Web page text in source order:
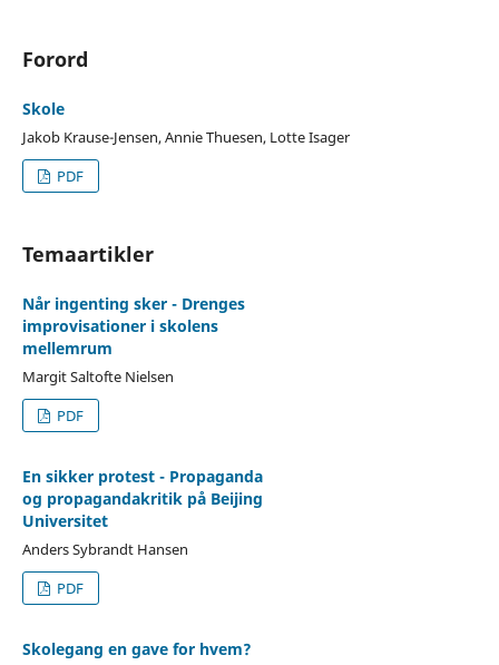
Forord
Skole
Jakob Krause-Jensen, Annie Thuesen, Lotte Isager
PDF
Temaartikler
Når ingenting sker - Drenges
improvisationer i skolens
mellemrum
Margit Saltofte Nielsen
PDF
En sikker protest - Propaganda
og propagandakritik på Beijing
Universitet
Anders Sybrandt Hansen
PDF
Skolegang en gave for hvem?